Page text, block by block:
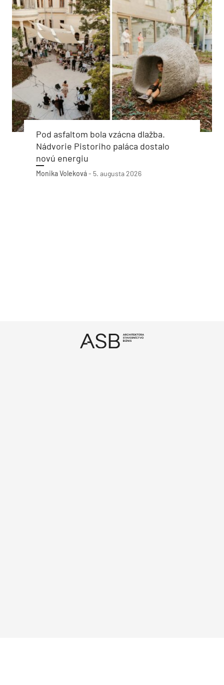
Pod asfaltom bola vzácna dlažba.
Nádvorie Pistoriho paláca dostalo
novú energiu
Monika Voleková- 5. augusta 2026